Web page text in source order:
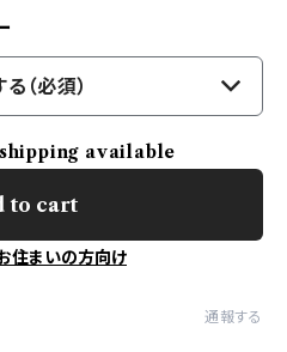
（必須）
available
to cart
住まいの方向け
通報する